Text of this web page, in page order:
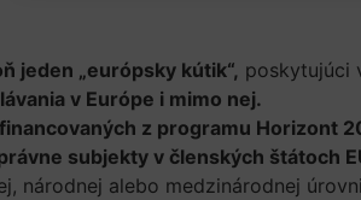
jeden „európsky kútik“, poskytujúci
v Európe i mimo nej.
z programu Horizont
subjekty v členských štátoch
národnej alebo medzinárodnej